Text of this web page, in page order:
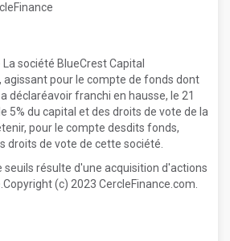
société BlueCrest Capital
agissant pour le compte de fonds dont
déclaréavoir franchi en hausse, le 21
5% du capital et des droits de vote de la
pour le compte desdits fonds,
droits de vote de cette société.
résulte d'une acquisition d'actions
(c) 2023 CercleFinance.com.